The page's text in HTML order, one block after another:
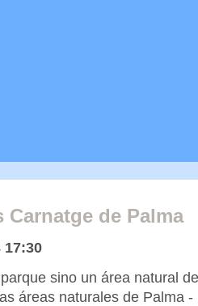
de Palma
17:30
sino un área natural
áreas naturales de Palma